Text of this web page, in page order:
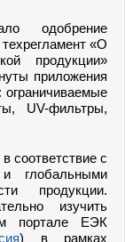
одобрение
«О
продукции»
приложения
UV-фильтры,
соответствие с
глобальными
продукции.
изучить
портале ЕЭК
) в рамках